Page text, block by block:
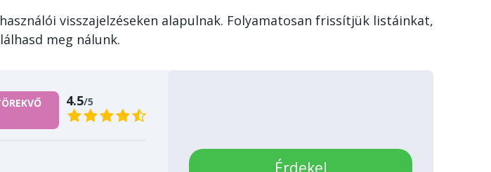
visszajelzéseken alapulnak. Folyamatosan frissítjük listáinkat,
meg nálunk.
4.5/5
Érdekel